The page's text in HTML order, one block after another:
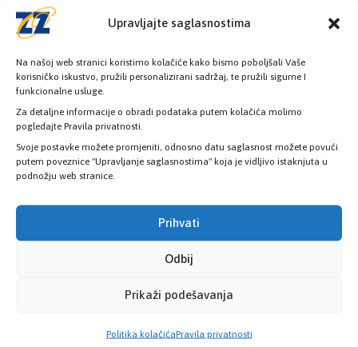
Upravljajte saglasnostima
Na našoj web stranici koristimo kolačiće kako bismo poboljšali Vaše
korisničko iskustvo, pružili personalizirani sadržaj, te pružili sigurne I
funkcionalne usluge.
Za detaljne informacije o obradi podataka putem kolačića molimo
pogledajte Pravila privatnosti.
Svoje postavke možete promjeniti, odnosno datu saglasnost možete povući
putem poveznice "Upravljanje saglasnostima" koja je vidljivo istaknjuta u
podnožju web stranice.
Prihvati
Odbij
Prikaži podešavanja
Politika kolačićaPravila privatnosti
Provjerite status vaše elektronske
zdravstvene kartice
PROVJERITE STATUS